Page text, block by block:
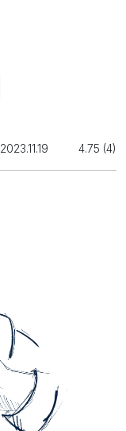
2023.11.19 4.75 (4)